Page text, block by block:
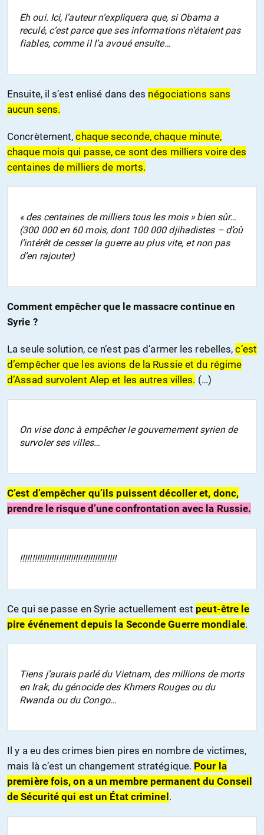
Eh oui. Ici, l’auteur n’expliquera que, si Obama a
reculé, c’est parce que ses informations n’étaient pas
fiables, comme il l’a avoué ensuite…
Ensuite, il s’est enlisé dans des négociations sans
aucun sens.
Concrètement,chaque seconde, chaque minute,
chaque mois qui passe, ce sont des milliers voire des
centaines de milliers de morts.
« des centaines de milliers tous les mois » bien sûr…
(300 000 en 60 mois, dont 100 000 djihadistes – d’où
l’intérêt de cesser la guerre au plus vite, et non pas
d’en rajouter)
Comment empêcher que le massacre continue en
Syrie ?
La seule solution, ce n’est pas d’armer les rebelles,c’est
d’empêcher que les avions de la Russie et du régime
d’Assad survolent Alep et les autres villes. (…)
On vise donc à empêcher le gouvernement syrien de
survoler ses villes…
C’est d’empêcher qu’ils puissent décoller et, donc,
prendre le risque d’une confrontation avec la Russie.
!!!!!!!!!!!!!!!!!!!!!!!!!!!!!!!!!!!!!!!!
Ce qui se passe en Syrie actuellement est peut-être le
pire événement depuis la Seconde Guerre mondiale.
Tiens j’aurais parlé du Vietnam, des millions de morts
en Irak, du génocide des Khmers Rouges ou du
Rwanda ou du Congo…
Il y a eu des crimes bien pires en nombre de victimes,
mais là c’est un changement stratégique. Pour la
première fois, on a un membre permanent du Conseil
de Sécurité qui est un État criminel .